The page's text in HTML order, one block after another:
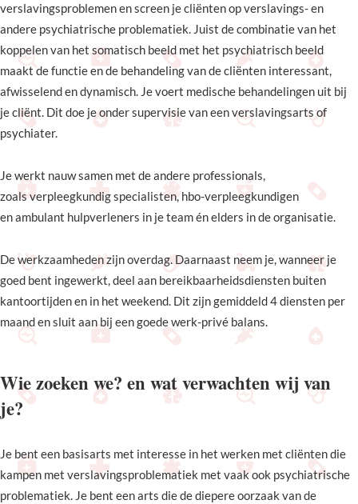
verslavingsproblemen en screen je cliënten op verslavings- en
andere psychiatrische problematiek. Juist de combinatie van het
koppelen van het somatisch beeld met het psychiatrisch beeld
maakt de functie en de behandeling van de cliënten interessant,
afwisselend en dynamisch. Je voert medische behandelingen uit bij
je cliënt. Dit doe je onder supervisie van een verslavingsarts of
psychiater.
Je werkt nauw samen met de andere professionals,
zoals verpleegkundig specialisten, hbo-verpleegkundigen
en ambulant hulpverleners in je team én elders in de organisatie.
De werkzaamheden zijn overdag. Daarnaast neem je, wanneer je
goed bent ingewerkt, deel aan bereikbaarheidsdiensten buiten
kantoortijden en in het weekend. Dit zijn gemiddeld 4 diensten per
maand en sluit aan bij een goede werk-privé balans.
Wie zoeken we? en wat verwachten wij van
je?
Je bent een basisarts met interesse in het werken met cliënten die
kampen met verslavingsproblematiek met vaak ook psychiatrische
problematiek. Je bent een arts die de diepere oorzaak van de